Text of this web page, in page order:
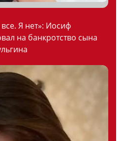
Я нет»: Иосиф
на банкротство сына